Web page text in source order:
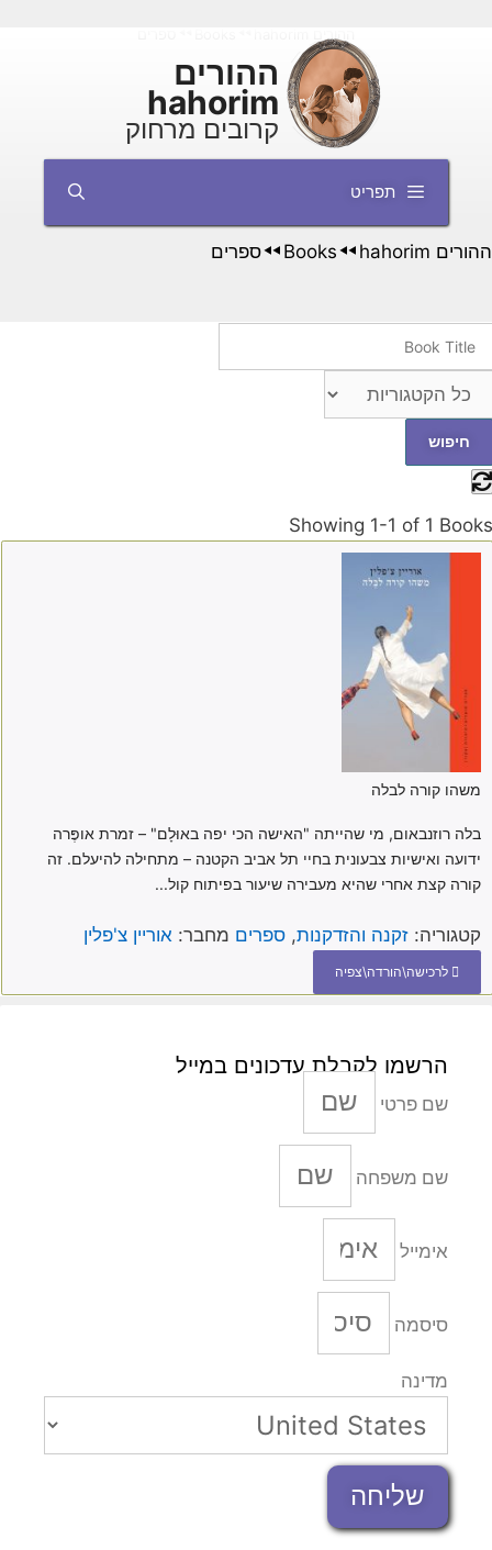
ההורים
hahorim
קרובים מרחוק
תפריט
ההורים hahorim ◄◄
Books
◄◄ ספרים
Showing 1-1 of 1 Books
משהו קורה לבלה
בלה רוזנבאום, מי שהייתה "האישה הכי יפה באוּלָם" – זמרת אופֶּרה
ידועה ואישיות צבעונית בחיי תל אביב הקטנה – מתחילה להיעלם. זה
קורה קצת אחרי שהיא מעבירה שיעור בפיתוח קול...
קטגוריה: זקנה והזדקנות, ספרים מחבר: אוריין צ'פלין
לרכישה\הורדה\צפיה
הרשמו לקבלת עדכונים במייל
שם פרטי
שם משפחה
אימייל
סיסמה
מדינה
שליחה